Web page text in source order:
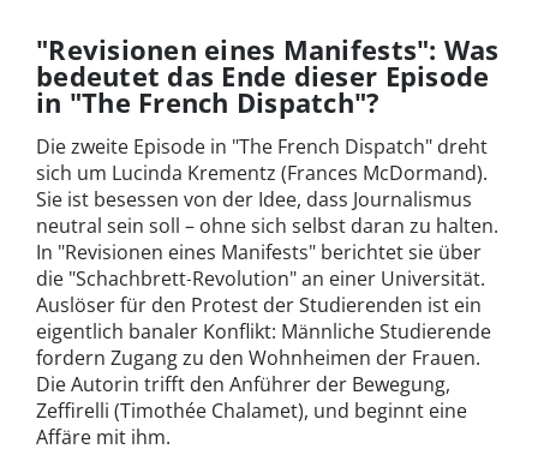
"Revisionen eines Manifests": Was
bedeutet das Ende dieser Episode
in "The French Dispatch"?
Die zweite Episode in "The French Dispatch" dreht
sich um Lucinda Krementz (Frances McDormand).
Sie ist besessen von der Idee, dass Journalismus
neutral sein soll – ohne sich selbst daran zu halten.
In "Revisionen eines Manifests" berichtet sie über
die "Schachbrett‑Revolution" an einer Universität.
Auslöser für den Protest der Studierenden ist ein
eigentlich banaler Konflikt: Männliche Studierende
fordern Zugang zu den Wohnheimen der Frauen.
Die Autorin trifft den Anführer der Bewegung,
Zeffirelli (Timothée Chalamet), und beginnt eine
Affäre mit ihm.